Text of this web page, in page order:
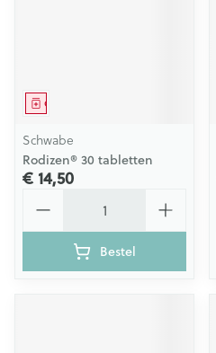
Geneesmiddel
Schwabe
Rodizen® 30 tabletten
€ 14,50
Bestel